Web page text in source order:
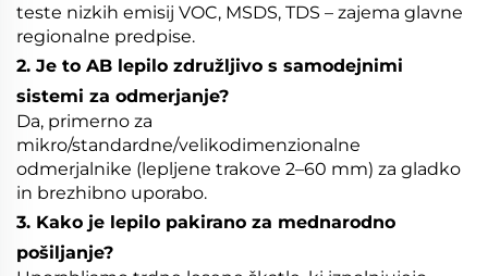
teste nizkih emisij VOC, MSDS, TDS – zajema glavne
regionalne predpise.
2. Je to AB lepilo združljivo s samodejnimi
sistemi za odmerjanje?
Da, primerno za
mikro/standardne/velikodimenzionalne
odmerjalnike (lepljene trakove 2–60 mm) za gladko
in brezhibno uporabo.
3. Kako je lepilo pakirano za mednarodno
pošiljanje?